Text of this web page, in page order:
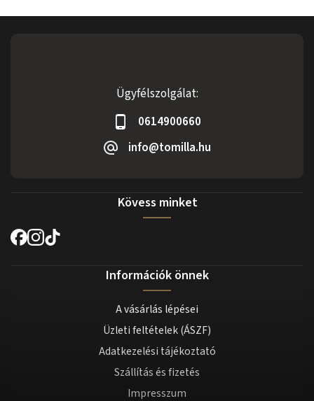
Ügyfélszolgálat:
0614900660
info@tomilla.hu
Kövess minket
Információk önnek
A vásárlás lépései
Üzleti feltételek (ÁSZF)
Adatkezelési tájékoztató
Szállítás és fizetés
Impresszum